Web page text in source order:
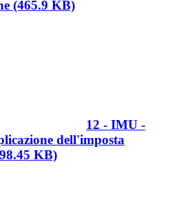
(465.9 KB)
12 - IMU -
dell'imposta
KB)